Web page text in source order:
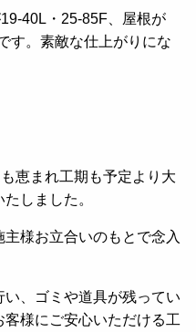
40L・25-85F、屋根が
す。素敵な仕上がりにな
恵まれ工期も予定より大
しました。
様お立合いのもとで念入
、ゴミや道具が残ってい
様にご安心いただける工